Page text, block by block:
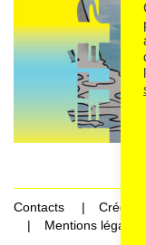
Contacts
Crédits
Mentions